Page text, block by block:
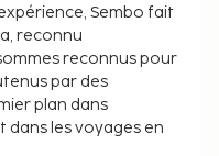
incluent un
ouverte 24 h/24
espaces
un centre
réunion. Un parking
est disponible dans
Sembo fait
reconnu
reconnus pour
par des
plan dans
dans les voyages en